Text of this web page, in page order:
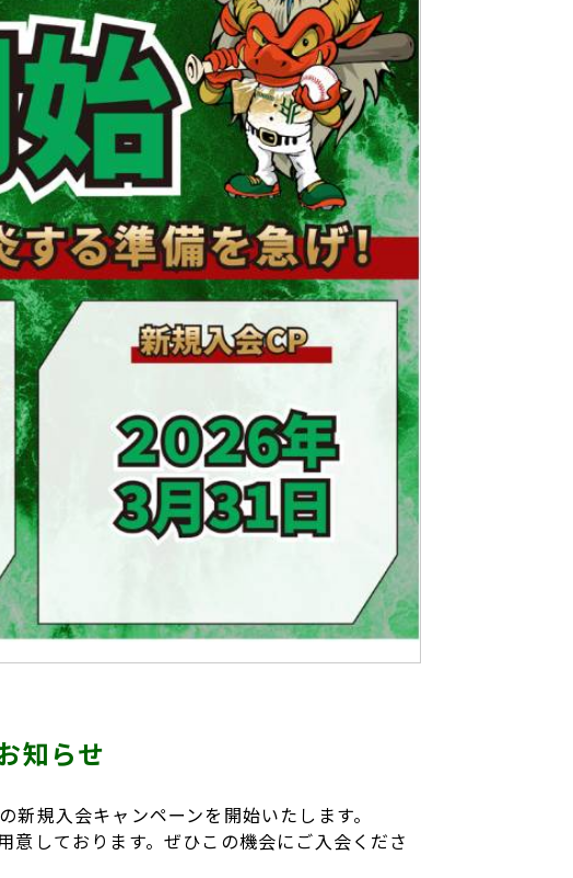
知らせ
の新規入会キャンペーンを開始いたします。
意しております。ぜひこの機会にご入会くださ